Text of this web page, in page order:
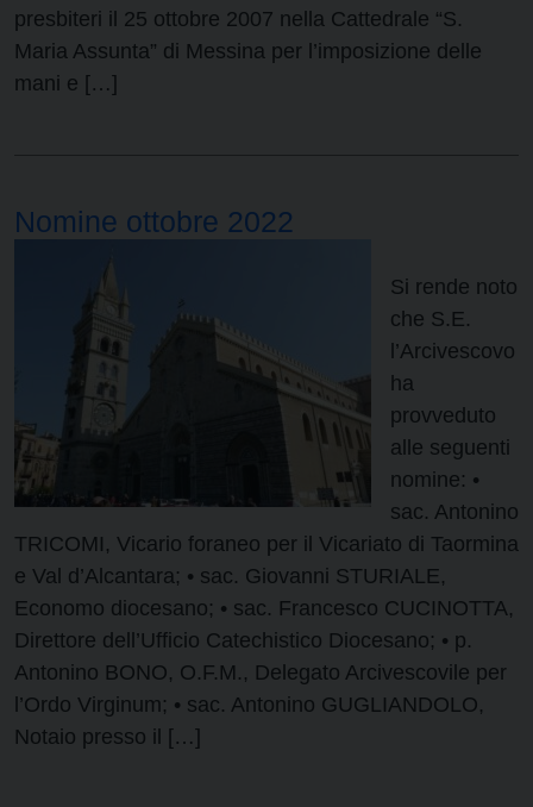
presbiteri il 25 ottobre 2007 nella Cattedrale “S.
Maria Assunta” di Messina per l’imposizione delle
mani e […]
Nomine ottobre 2022
Si rende noto
che S.E.
l’Arcivescovo
ha
provveduto
alle seguenti
nomine: •
sac. Antonino
TRICOMI, Vicario foraneo per il Vicariato di Taormina
e Val d’Alcantara; • sac. Giovanni STURIALE,
Economo diocesano; • sac. Francesco CUCINOTTA,
Direttore dell’Ufficio Catechistico Diocesano; • p.
Antonino BONO, O.F.M., Delegato Arcivescovile per
l’Ordo Virginum; • sac. Antonino GUGLIANDOLO,
Notaio presso il […]